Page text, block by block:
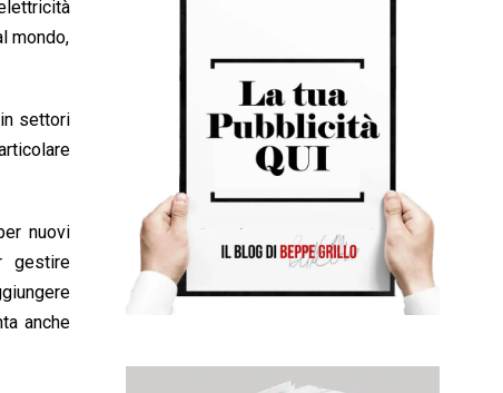
mondo,
settori
nuovi
gestire
anche